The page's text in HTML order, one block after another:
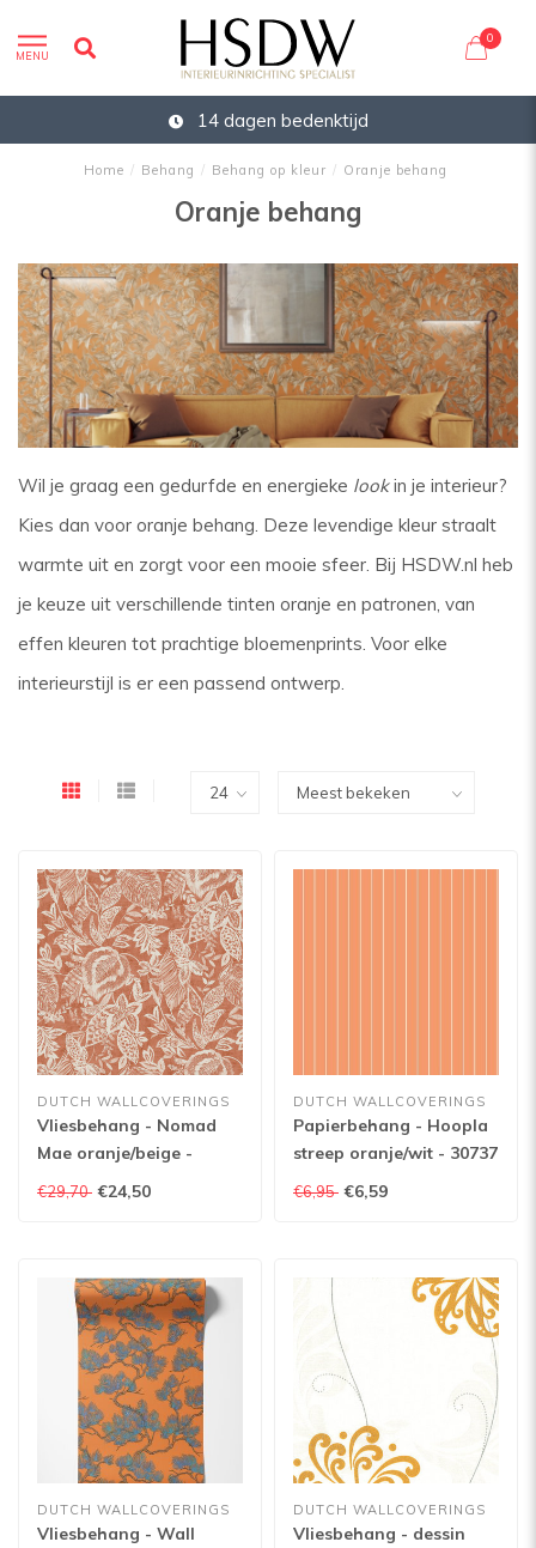
MENU
0
14 dagen bedenktijd
Home / Behang / Behang op kleur / Oranje behang
Oranje behang
Wil je graag een gedurfde en energieke lookin je interieur?
Kies dan voor oranje behang. Deze levendige kleur straalt
warmte uit en zorgt voor een mooie sfeer. Bij HSDW.nl heb
je keuze uit verschillende tinten oranje en patronen, van
effen kleuren tot prachtige bloemenprints. Voor elke
interieurstijl is er een passend ontwerp.
DUTCH WALLCOVERINGS
Vliesbehang - Nomad
Mae oranje/beige -
171804
€29,70 €24,50
DUTCH WALLCOVERINGS
Papierbehang - Hoopla
streep oranje/wit - 30737
€6,95 €6,59
DUTCH WALLCOVERINGS
Vliesbehang - Wall
DUTCH WALLCOVERINGS
Vliesbehang - dessin